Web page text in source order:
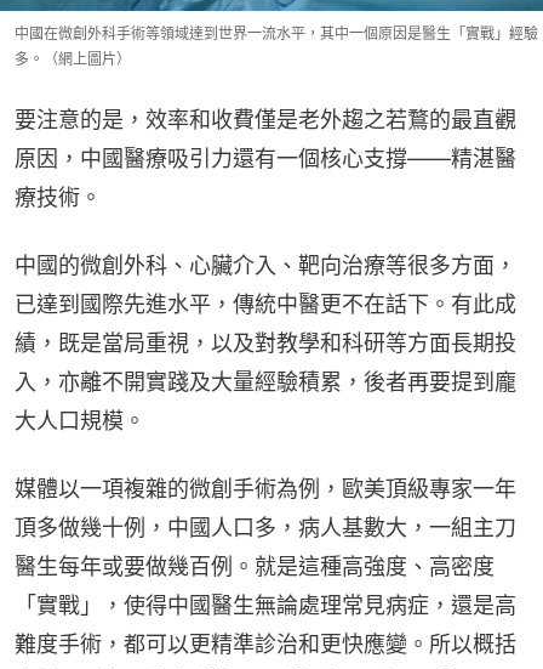
中國在微創外科手術等領域達到世界一流水平，其中一個原因是醫生「實戰」經驗
多。（網上圖片）
要注意的是，效率和收費僅是老外趨之若鶩的最直觀
原因，中國醫療吸引力還有一個核心支撐——精湛醫
療技術。
中國的微創外科、心臟介入、靶向治療等很多方面，
已達到國際先進水平，傳統中醫更不在話下。有此成
績，既是當局重視，以及對教學和科研等方面長期投
入，亦離不開實踐及大量經驗積累，後者再要提到龐
大人口規模。
媒體以一項複雜的微創手術為例，歐美頂級專家一年
頂多做幾十例，中國人口多，病人基數大，一組主刀
醫生每年或要做幾百例。就是這種高強度、高密度
「實戰」，使得中國醫生無論處理常見病症，還是高
難度手術，都可以更精準診治和更快應變。所以概括